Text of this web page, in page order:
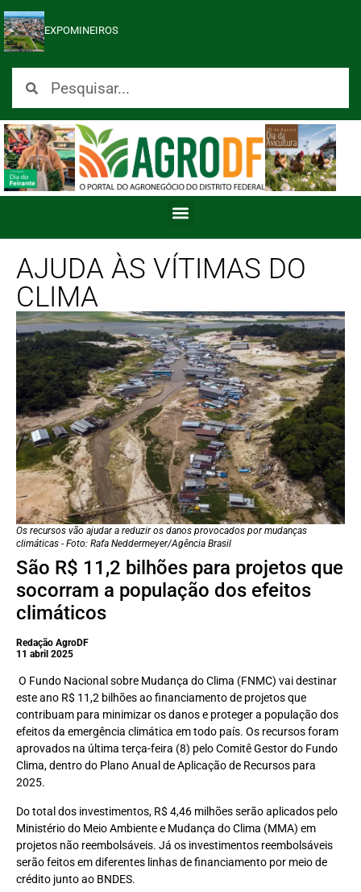
EXPOMINEIROS
AJUDA ÀS VÍTIMAS DO
CLIMA
Os recursos vão ajudar a reduzir os danos provocados por mudanças
climáticas - Foto: Rafa Neddermeyer/Agência Brasil
São R$ 11,2 bilhões para projetos que
socorram a população dos efeitos
climáticos
Redação AgroDF
11 abril 2025
O Fundo Nacional sobre Mudança do Clima (FNMC) vai destinar
este ano R$ 11,2 bilhões ao financiamento de projetos que
contribuam para minimizar os danos e proteger a população dos
efeitos da emergência climática em todo país. Os recursos foram
aprovados na última terça-feira (8) pelo Comitê Gestor do Fundo
Clima, dentro do Plano Anual de Aplicação de Recursos para
2025.
Do total dos investimentos, R$ 4,46 milhões serão aplicados pelo
Ministério do Meio Ambiente e Mudança do Clima (MMA) em
projetos não reembolsáveis. Já os investimentos reembolsáveis
serão feitos em diferentes linhas de financiamento por meio de
crédito junto ao BNDES.